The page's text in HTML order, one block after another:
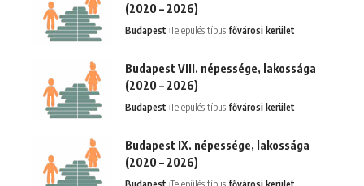
(2020 – 2026)
Budapest Település típus:fővárosi kerület
Budapest VIII. népessége, lakossága
(2020 – 2026)
Budapest Település típus:fővárosi kerület
Budapest IX. népessége, lakossága
(2020 – 2026)